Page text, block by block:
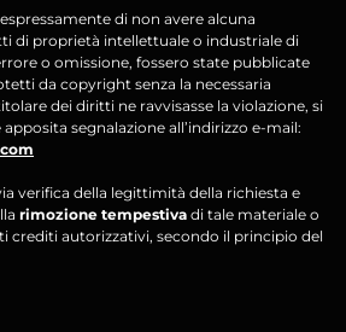
di non avere alcuna
di proprietà intellettuale o industriale di
o omissione, fossero state pubblicate
da copyright senza la necessaria
dei diritti ne ravvisasse la violazione, si
segnalazione all’indirizzo e-mail:
verifica della legittimità della richiesta e
rimozione tempestiva di tale materiale o
crediti autorizzativi, secondo il principio del